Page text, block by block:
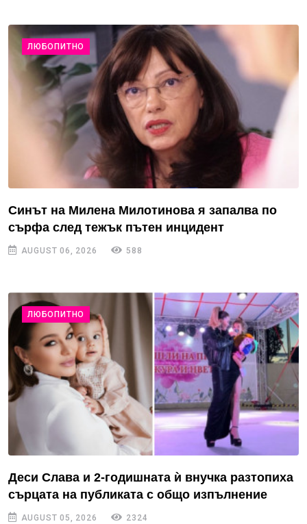
ЛЮБОПИТНО
Синът на Милена Милотинова я запалва по
сърфа след тежък пътен инцидент
AUGUST 06, 2026 588
ЛЮБОПИТНО
Деси Слава и 2-годишната ѝ внучка разтопиха
сърцата на публиката с общо изпълнение
AUGUST 05, 2026 2324